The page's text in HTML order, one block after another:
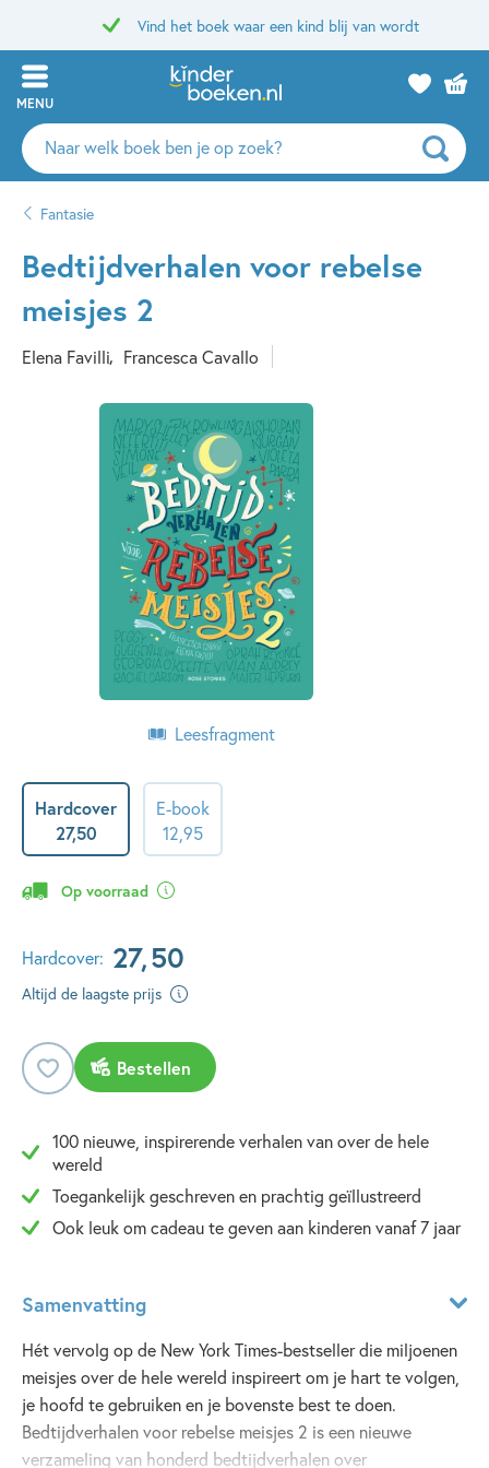
Vind het boek waar een kind blij van wordt
MENU
Zoeken
naar
auteurs
uitgevers
Fantasie
Bedtijdverhalen voor rebelse
meisjes 2
Elena Favilli Francesca Cavallo
Leesfragment
Hardcover
27,50
E-book
12 95
Op voorraad
Hardcover: 27,50
Altijd de laagste prijs
Bestellen
100 nieuwe, inspirerende verhalen van over de hele
wereld
Toegankelijk geschreven en prachtig geïllustreerd
Ook leuk om cadeau te geven aan kinderen vanaf 7 jaar
Samenvatting
Hét vervolg op de New York Times-bestseller die miljoenen
meisjes over de hele wereld inspireert om je hart te volgen,
je hoofd te gebruiken en je bovenste best te doen.
Bedtijdverhalen voor rebelse meisjes 2 is een nieuwe
verzameling van honderd bedtijdverhalen over